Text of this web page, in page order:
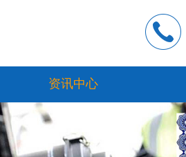
资讯中心